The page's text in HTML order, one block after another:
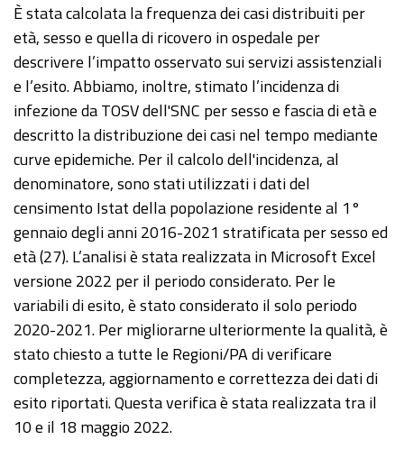
È stata calcolata la frequenza dei casi distribuiti per
età, sesso e quella di ricovero in ospedale per
descrivere l’impatto osservato sui servizi assistenziali
e l’esito. Abbiamo, inoltre, stimato l’incidenza di
infezione da TOSV dell'SNC per sesso e fascia di età e
descritto la distribuzione dei casi nel tempo mediante
curve epidemiche. Per il calcolo dell'incidenza, al
denominatore, sono stati utilizzati i dati del
censimento Istat della popolazione residente al 1°
gennaio degli anni 2016-2021 stratificata per sesso ed
età (27). L’analisi è stata realizzata in Microsoft Excel
versione 2022 per il periodo considerato. Per le
variabili di esito, è stato considerato il solo periodo
2020-2021. Per migliorarne ulteriormente la qualità, è
stato chiesto a tutte le Regioni/PA di verificare
completezza, aggiornamento e correttezza dei dati di
esito riportati. Questa verifica è stata realizzata tra il
10 e il 18 maggio 2022.